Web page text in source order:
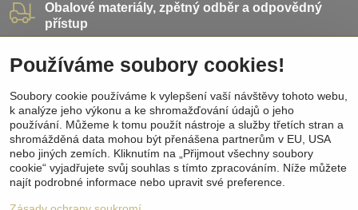
Obalové materiály, zpětný odběr a odpovědný
přístup
Přidejte se k nám
Sociální sítě
Facebook
Instagram
Pinterest
Youtube
Používáme soubory cookies!
Soubory cookie používáme k vylepšení vaší návštěvy tohoto webu,
k analýze jeho výkonu a ke shromažďování údajů o jeho
používání. Můžeme k tomu použít nástroje a služby třetích stran a
shromážděná data mohou být přenášena partnerům v EU, USA
nebo jiných zemích. Kliknutím na „Přijmout všechny soubory
cookie“ vyjadřujete svůj souhlas s tímto zpracováním. Níže můžete
najít podrobné informace nebo upravit své preference.